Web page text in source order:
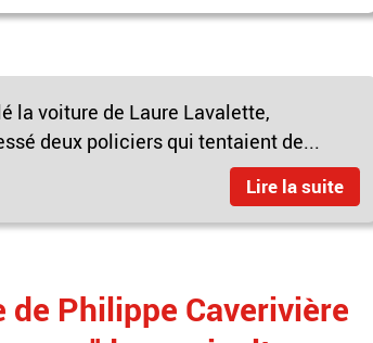
la voiture de Laure Lavalette,
deux policiers qui tentaient de...
Lire la suite
Philippe Caverivière